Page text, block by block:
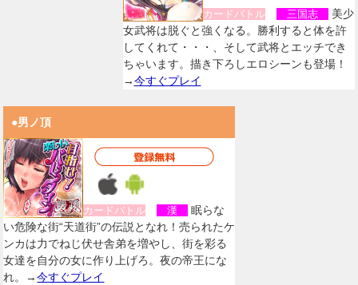
カードバトル 三国志
美少
女武将は脱ぐと強くなる。勝利すると体を許
してくれて・・・、そして武将とエッチでき
ちゃいます。描き下ろしエロシーンも登場！
→今すぐプレイ
●男ノ頂
カードバトル 漢
眠らな
い危険な街“天道街”の伝説となれ！売られたケ
ンカは力でねじ伏せ舎弟を増やし、街を彩る
女達を自分の女に作り上げろ。夜の帝王にな
れ。→今すぐプレイ